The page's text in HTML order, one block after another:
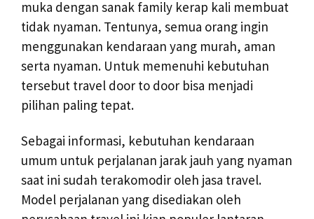
muka dengan sanak family kerap kali membuat
tidak nyaman. Tentunya, semua orang ingin
menggunakan kendaraan yang murah, aman
serta nyaman. Untuk memenuhi kebutuhan
tersebut travel door to door bisa menjadi
pilihan paling tepat.
Sebagai informasi, kebutuhan kendaraan
umum untuk perjalanan jarak jauh yang nyaman
saat ini sudah terakomodir oleh jasa travel.
Model perjalanan yang disediakan oleh